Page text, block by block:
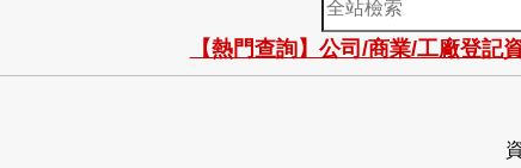
站
檢
索
【熱門查詢】公司/商業/工廠登記